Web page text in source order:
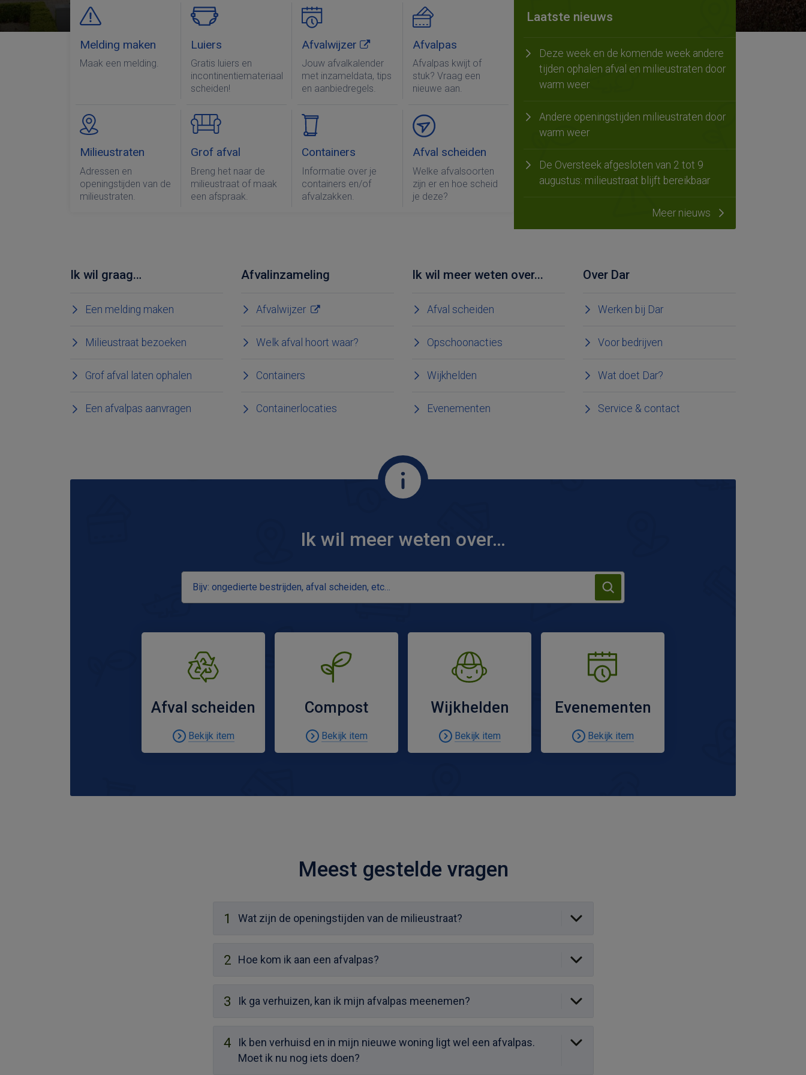
Melding maken
Maak een melding.
Luiers
Gratis luiers en
incontinentiemateriaal
scheiden!
Afvalwijzer
Jouw afvalkalender
met inzameldata, tips
en aanbiedregels.
Afvalpas
Afvalpas kwijt of
stuk? Vraag een
nieuwe aan.
Milieustraten
Adressen en
openingstijden van de
milieustraten.
Grof afval
Breng het naar de
milieustraat of maak
een afspraak.
Containers
Informatie over je
containers en/of
afvalzakken.
Afval scheiden
Welke afvalsoorten
zijn er en hoe scheid
je deze?
Laatste nieuws
Deze week en de komende week andere
tijden ophalen afval en milieustraten door
warm weer
Andere openingstijden milieustraten door
warm weer
De Oversteek afgesloten van 2 tot 9
augustus: milieustraat blijft bereikbaar
Meer nieuws
Ik wil graag…
Een melding maken
Milieustraat bezoeken
Grof afval laten ophalen
Een afvalpas aanvragen
Afvalinzameling
Afvalwijzer
Welk afval hoort waar?
Containers
Containerlocaties
Ik wil meer weten over...
Afval scheiden
Opschoonacties
Wijkhelden
Evenementen
Over Dar
Werken bij Dar
Voor bedrijven
Wat doet Dar?
Service & contact
Ik wil meer weten over…
Zoeken
Afval scheiden
Bekijk item
Compost
Bekijk item
Wijkhelden
Bekijk item
Evenementen
Bekijk item
Meest gestelde vragen
1 Wat zijn de openingstijden van de milieustraat?
2 Hoe kom ik aan een afvalpas?
3 Ik ga verhuizen, kan ik mijn afvalpas meenemen?
4
Ik ben verhuisd en in mijn nieuwe woning ligt wel een afvalpas.
Moet ik nu nog iets doen?